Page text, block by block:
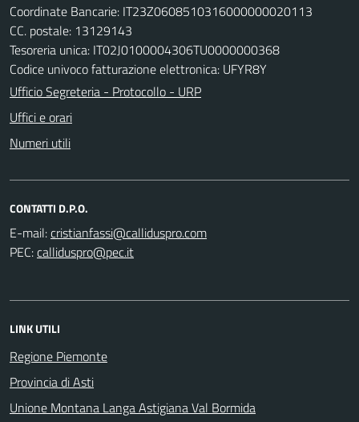
Coordinate Bancarie: IT23Z0608510316000000020113
CC. postale: 13129143
Tesoreria unica: IT02J0100004306TU0000000368
Codice univoco fatturazione elettronica: UFYR8Y
Ufficio Segreteria - Protocollo - URP
Uffici e orari
Numeri utili
CONTATTI D.P.O.
E-mail:
PEC:
LINK UTILI
Regione Piemonte
Provincia di Asti
Unione Montana Langa Astigiana Val Bormida